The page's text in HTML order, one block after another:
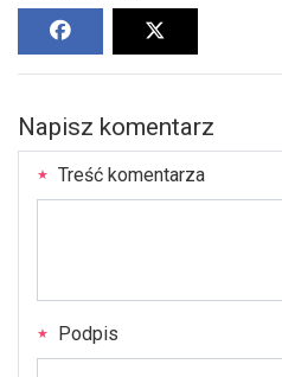
Napisz komentarz
Treść komentarza
Podpis